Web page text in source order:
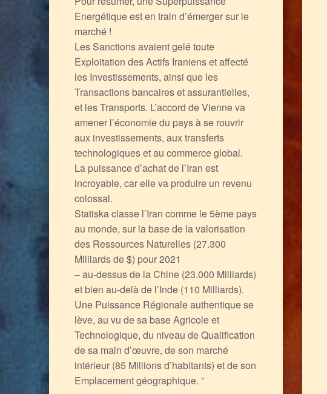
Energétique est en train d’émerger sur le
marché !
Les Sanctions avaient gelé toute
Exploitation des Actifs Iraniens et affecté
les Investissements, ainsi que les
Transactions bancaires et assurantielles,
et les Transports. L’accord de Vienne va
amener l’économie du pays à se rouvrir
aux investissements, aux transferts
technologiques et au commerce global.
La puissance d’achat de l’Iran est
incroyable, car elle va produire un revenu
colossal.
Statiska classe l’Iran comme le 5ème pays
au monde, sur la base de la valorisation
des Ressources Naturelles (27.300
Milliards de $) pour 2021
– au-dessus de la Chine (23.000 Milliards)
et bien au-delà de l’Inde (110 Milliards).
Une Puissance Régionale authentique se
lève, au vu de sa base Agricole et
Technologique, du niveau de Qualification
de sa main d’œuvre, de son marché
intérieur (85 Millions d’habitants) et de son
Emplacement géographique. ”